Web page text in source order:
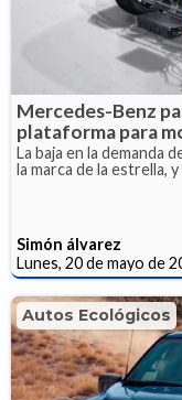
Mercedes-Benz
plataforma para
La baja en la demanda
la marca de la estrella,
Simón álvarez
Lunes, 20 de mayo de
Autos Ecológicos